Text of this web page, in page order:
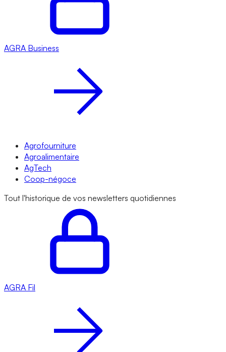
AGRA Business
Agrofourniture
Agroalimentaire
AgTech
Coop-négoce
Tout l'historique de vos newsletters quotidiennes
AGRA Fil